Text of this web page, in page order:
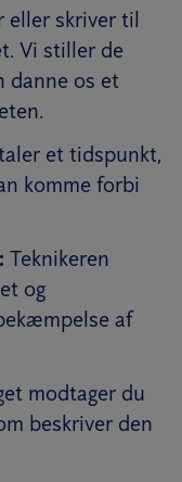
eller skriver til
Vi stiller de
danne os et
et tidspunkt,
komme forbi
Teknikeren
og
af
modtager du
beskriver den